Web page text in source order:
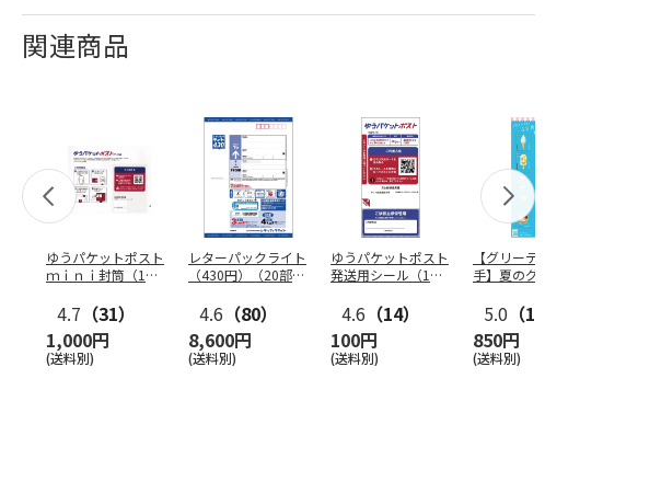
関連商品
ゆうパケットポスト
ｍｉｎｉ封筒（1個
4.7 （31）
1,000円
(送料別)
レターパックライト
（430円）（20部セ
4.6 （80）
8,600円
(送料別)
ゆうパケットポスト
発送用シール（1個
4.6 （14）
100円
(送料別)
【グリーティング切
手】夏のグリーティ
5.0 （10）
850円
(送料別)